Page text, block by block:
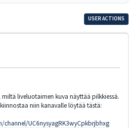
USER ACTIONS
liveluotaimen kuva näyttää pilkkiessä.
niin kanavalle löytää tästä:
UC6nysyagRK3wyCpkbrjbhxg